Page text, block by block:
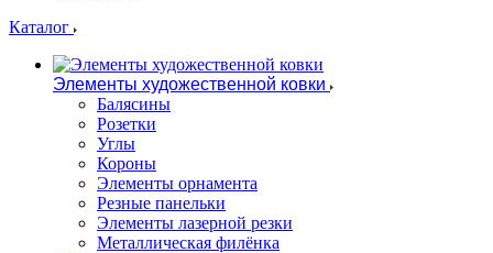
Каталог
Элементы художественной ковки
Балясины
Розетки
Углы
Короны
Элементы орнамента
Резные панельки
Элементы лазерной резки
Металлическая филёнка